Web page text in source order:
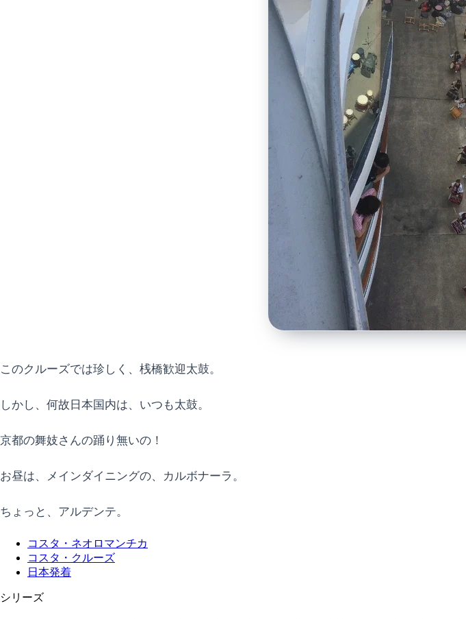
このクルーズでは珍しく、桟橋歓迎太鼓。
しかし、何故日本国内は、いつも太鼓。
京都の舞妓さんの踊り無いの！
お昼は、メインダイニングの、カルボナーラ。
ちょっと、アルデンテ。
コスタ・ネオロマンチカ
コスタ・クルーズ
日本発着
シリーズ